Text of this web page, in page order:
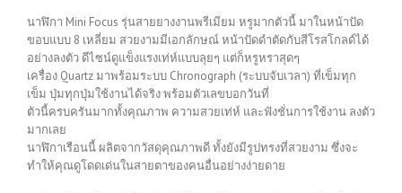
นาฬิกา Mini Focus รุ่นสายยางงานพรีเมียม หรูมากตัวนี้ มาในหน้าปัด
ขอบแบบ 8 เหลี่ยม สวยงามมีเอกลักษณ์ หน้าปัดดำตัดกับสีโรสโกลด์ได้
อย่างลงตัว ดีไซน์ดูแข็งแรงเท่ห์แบบลุยๆ แต่ก็หรูหราสุดๆ
เครื่อง Quartz มาพร้อมระบบ Chronograph (ระบบจับเวลา) ที่เข็มทุก
เข็ม ปุ่มทุกปุ่มใช้งานได้จริง พร้อมตัวเลขบอกวันที่
ตัวนี้ครบครันมากทั้งคุณภาพ ความสวยเท่ห์ และฟังชั่นการใช้งาน ลงตัว
มากเลย
นาฬิกาเรือนนี้ ผลิตจากวัสดุคุณภาพดี ทั้งยังมีรูปทรงที่สวยงาม ซึ่งจะ
ทำให้คุณดูโดดเด่นในสายตาของคนอื่นอย่างง่ายดาย